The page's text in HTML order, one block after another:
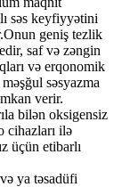
səs keyfiyyətini
geniş tezlik
saf və zəngin
və erqonomik
səsyazma
verir.
bilən oksigensiz
cihazları ilə
üçün etibarlı
ya təsadüfi